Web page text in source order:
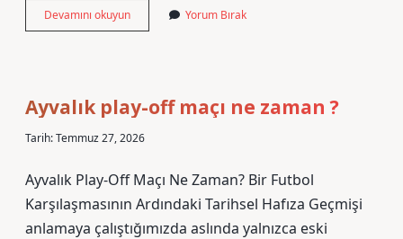
Devamını okuyunTam
sayı
?
Yorum Bırak
Ayvalık play-off maçı ne zaman ?
Tarih: Temmuz 27, 2026
Ayvalık Play-Off Maçı Ne Zaman? Bir Futbol
Karşılaşmasının Ardındaki Tarihsel Hafıza Geçmişi
anlamaya çalıştığımızda aslında yalnızca eski